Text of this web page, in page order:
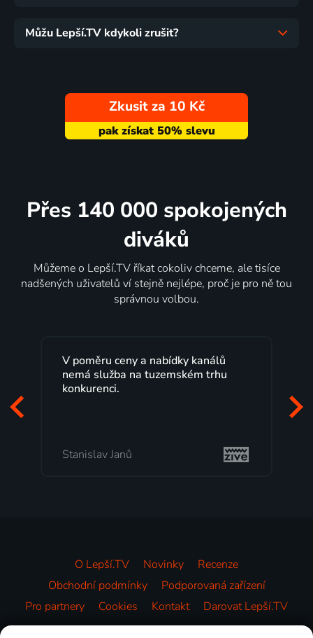
Můžu Lepší.TV kdykoli zrušit?
Zkusit za 10 Kč
Přes 140 000 spokojených
diváků
Můžeme o Lepší.TV říkat cokoliv chceme, ale tisíce
nadšených uživatelů ví stejně nejlépe, proč je pro ně tou
správnou volbou.
Lepší.TV sleduji už několik let s
maximální spokojeností. Velký výběr
programů a nemuset běžet k TV na
začátek programu, to je přesně to, co
Milada Tomešová
O Lepší.TV Novinky
Recenze
Obchodní podmínky
Podporovaná zařízení
Pro partnery
Cookies Kontakt Darovat Lepší.TV